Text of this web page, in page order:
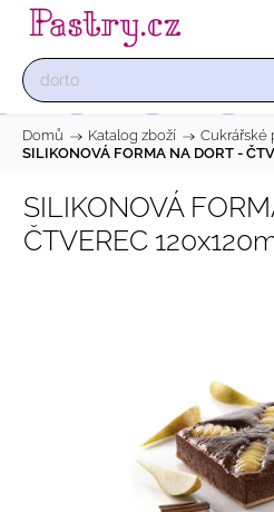
Domů / Katalog zboží / Cukrářské
SILIKONOVÁ FORMA NA DORT -
SILIKONOVÁ
ČTVEREC